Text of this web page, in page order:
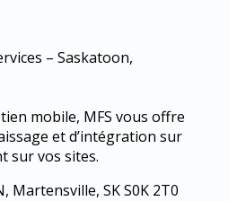
– Saskatoon,
mobile, MFS vous offre
et d’intégration sur
sur vos sites.
Martensville, SK S0K 2T0